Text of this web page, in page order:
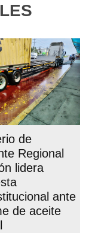
de
Regional
lidera
ante
de aceite